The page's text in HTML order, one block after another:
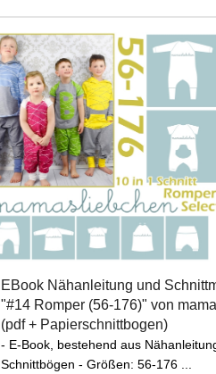
EBook Nähanleitung und
"#14 Romper (56-176)" von
(pdf + Papierschnittbogen)
- E-Book, bestehend aus
Schnittbögen - Größen: 56-176 ...